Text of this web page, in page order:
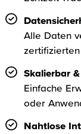
Alle Daten
Skalierbar
Einfache
oder
Nahtlose